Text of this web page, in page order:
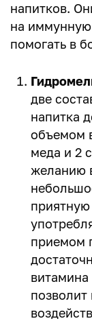
напитков.
на иммунную
помогать в
две
напитка
объемом
меда и 2
желанию
приятную
приемом
позволит